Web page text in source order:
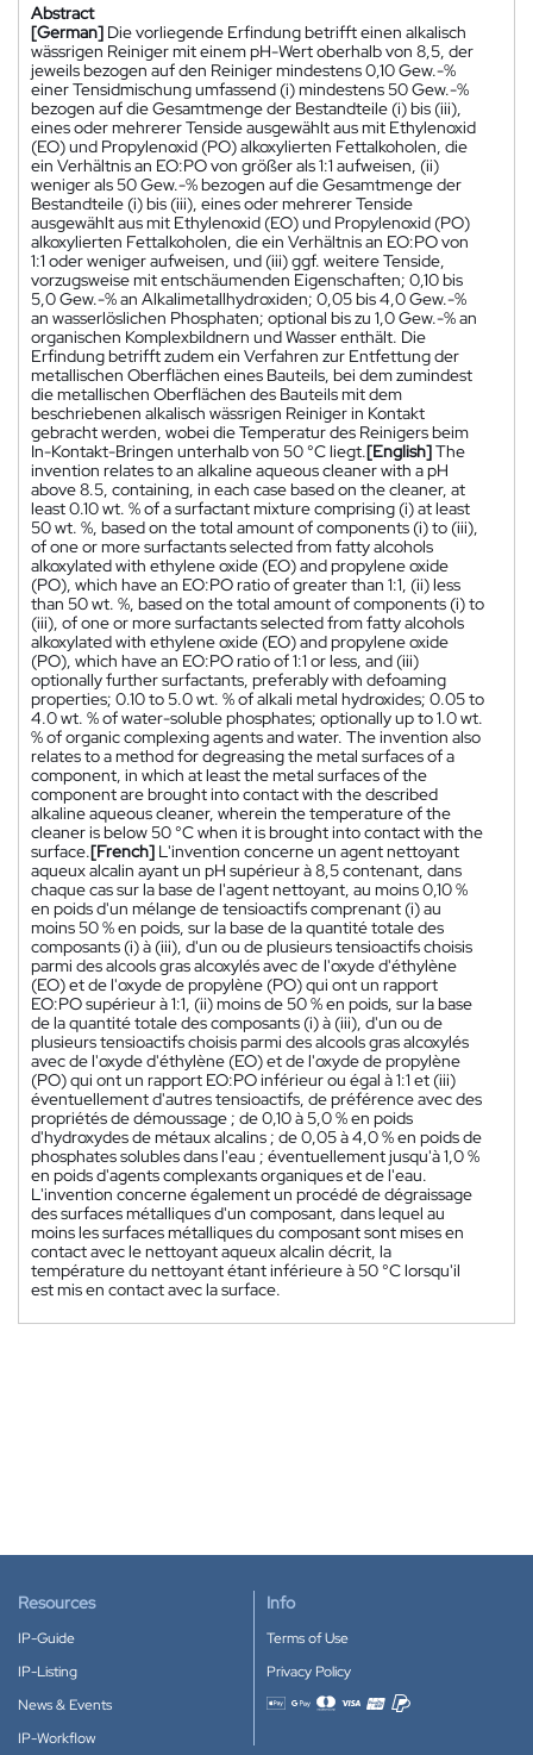
Abstract
[German] Die vorliegende Erfindung betrifft einen alkalisch
wässrigen Reiniger mit einem pH-Wert oberhalb von 8,5, der
jeweils bezogen auf den Reiniger mindestens 0,10 Gew.-%
einer Tensidmischung umfassend (i) mindestens 50 Gew.-%
bezogen auf die Gesamtmenge der Bestandteile (i) bis (iii),
eines oder mehrerer Tenside ausgewählt aus mit Ethylenoxid
(EO) und Propylenoxid (PO) alkoxylierten Fettalkoholen, die
ein Verhältnis an EO:PO von größer als 1:1 aufweisen, (ii)
weniger als 50 Gew.-% bezogen auf die Gesamtmenge der
Bestandteile (i) bis (iii), eines oder mehrerer Tenside
ausgewählt aus mit Ethylenoxid (EO) und Propylenoxid (PO)
alkoxylierten Fettalkoholen, die ein Verhältnis an EO:PO von
1:1 oder weniger aufweisen, und (iii) ggf. weitere Tenside,
vorzugsweise mit entschäumenden Eigenschaften; 0,10 bis
5,0 Gew.-% an Alkalimetallhydroxiden; 0,05 bis 4,0 Gew.-%
an wasserlöslichen Phosphaten; optional bis zu 1,0 Gew.-% an
organischen Komplexbildnern und Wasser enthält. Die
Erfindung betrifft zudem ein Verfahren zur Entfettung der
metallischen Oberflächen eines Bauteils, bei dem zumindest
die metallischen Oberflächen des Bauteils mit dem
beschriebenen alkalisch wässrigen Reiniger in Kontakt
gebracht werden, wobei die Temperatur des Reinigers beim
In-Kontakt-Bringen unterhalb von 50 °C liegt.[English]The
invention relates to an alkaline aqueous cleaner with a pH
above 8.5, containing, in each case based on the cleaner, at
least 0.10 wt. % of a surfactant mixture comprising (i) at least
50 wt. %, based on the total amount of components (i) to (iii),
of one or more surfactants selected from fatty alcohols
alkoxylated with ethylene oxide (EO) and propylene oxide
(PO), which have an EO:PO ratio of greater than 1:1, (ii) less
than 50 wt. %, based on the total amount of components (i) to
(iii), of one or more surfactants selected from fatty alcohols
alkoxylated with ethylene oxide (EO) and propylene oxide
(PO), which have an EO:PO ratio of 1:1 or less, and (iii)
optionally further surfactants, preferably with defoaming
properties; 0.10 to 5.0 wt. % of alkali metal hydroxides; 0.05 to
4.0 wt. % of water-soluble phosphates; optionally up to 1.0 wt.
% of organic complexing agents and water. The invention also
relates to a method for degreasing the metal surfaces of a
component, in which at least the metal surfaces of the
component are brought into contact with the described
alkaline aqueous cleaner, wherein the temperature of the
cleaner is below 50 °C when it is brought into contact with the
surface.[French] L'invention concerne un agent nettoyant
aqueux alcalin ayant un pH supérieur à 8,5 contenant, dans
chaque cas sur la base de l'agent nettoyant, au moins 0,10 %
en poids d'un mélange de tensioactifs comprenant (i) au
moins 50 % en poids, sur la base de la quantité totale des
composants (i) à (iii), d'un ou de plusieurs tensioactifs choisis
parmi des alcools gras alcoxylés avec de l'oxyde d'éthylène
(EO) et de l'oxyde de propylène (PO) qui ont un rapport
EO:PO supérieur à 1:1, (ii) moins de 50 % en poids, sur la base
de la quantité totale des composants (i) à (iii), d'un ou de
plusieurs tensioactifs choisis parmi des alcools gras alcoxylés
avec de l'oxyde d'éthylène (EO) et de l'oxyde de propylène
(PO) qui ont un rapport EO:PO inférieur ou égal à 1:1 et (iii)
éventuellement d'autres tensioactifs, de préférence avec des
propriétés de démoussage ; de 0,10 à 5,0 % en poids
d'hydroxydes de métaux alcalins ; de 0,05 à 4,0 % en poids de
phosphates solubles dans l'eau ; éventuellement jusqu'à 1,0 %
en poids d'agents complexants organiques et de l'eau.
L'invention concerne également un procédé de dégraissage
des surfaces métalliques d'un composant, dans lequel au
moins les surfaces métalliques du composant sont mises en
contact avec le nettoyant aqueux alcalin décrit, la
température du nettoyant étant inférieure à 50 °C lorsqu'il
est mis en contact avec la surface.
Resources
IP-Guide
IP-Listing
News & Events
IP-Workflow
Info
Terms of Use
Privacy Policy
Accepted payment methods